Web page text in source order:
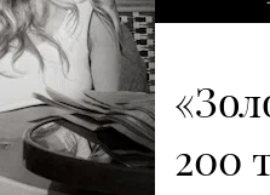
200